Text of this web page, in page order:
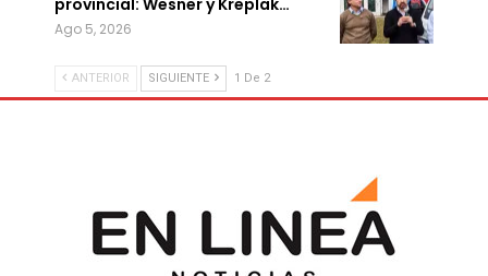
Ago 5, 2026
ANTERIOR SIGUIENTE 1 De 2